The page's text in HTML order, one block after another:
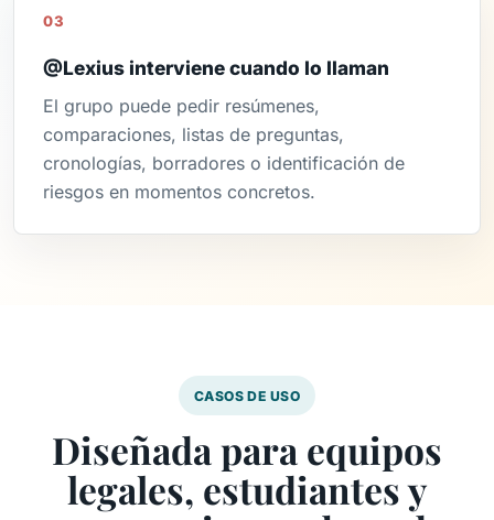
03
@Lexius interviene cuando lo llaman
El grupo puede pedir resúmenes,
comparaciones, listas de preguntas,
cronologías, borradores o identificación de
riesgos en momentos concretos.
CASOS DE USO
Diseñada para equipos
legales, estudiantes y